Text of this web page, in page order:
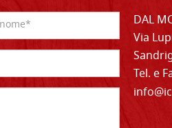
DAL
Via
Tel. e